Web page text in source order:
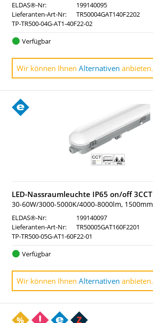
ELDAS®-Nr:
199140095
Lieferanten-Art-Nr:
TR50004GAT140F2202
TP-TR500-04G-AT1-40F22-02
Verfügbar
Wir können Ihnen Alternativen anbieten.
LED-Nassraumleuchte IP65 on/off 3CCT
30-60W/3000-5000K/4000-8000lm, 1500mm
ELDAS®-Nr:
199140097
Lieferanten-Art-Nr:
TR50005GAT160F2201
TP-TR500-05G-AT1-60F22-01
Verfügbar
Wir können Ihnen Alternativen anbieten.